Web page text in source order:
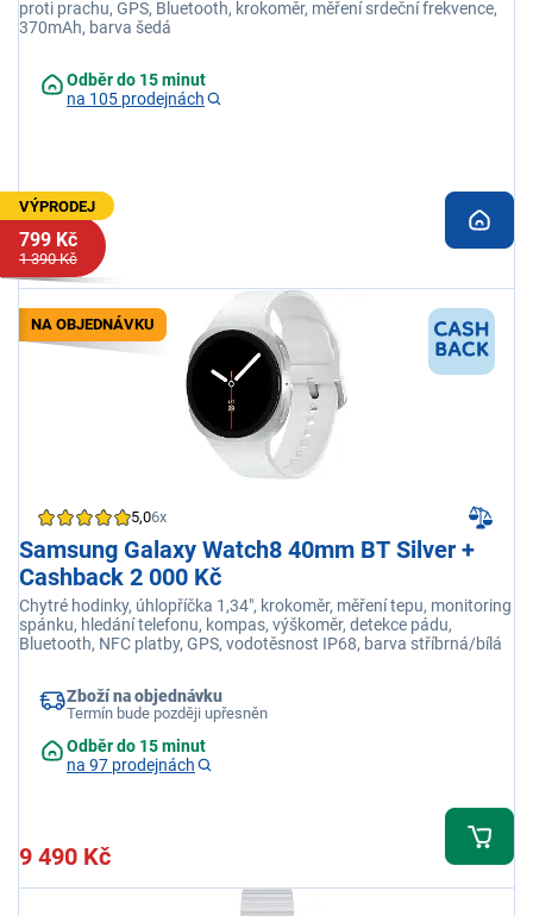
proti prachu, GPS, Bluetooth, krokoměr, měření srdeční frekvence,
370mAh, barva šedá
Odběr do 15 minut
na 105 prodejnách
VÝPRODEJ
799 Kč
1 390 Kč
NA OBJEDNÁVKU
5,06x
Samsung Galaxy Watch8 40mm BT Silver +
Cashback 2 000 Kč
Chytré hodinky, úhlopříčka 1,34", krokoměr, měření tepu, monitoring
spánku, hledání telefonu, kompas, výškoměr, detekce pádu,
Bluetooth, NFC platby, GPS, vodotěsnost IP68, barva stříbrná/bílá
Zboží na objednávku
Termín bude později upřesněn
Odběr do 15 minut
na 97 prodejnách
9 490 Kč